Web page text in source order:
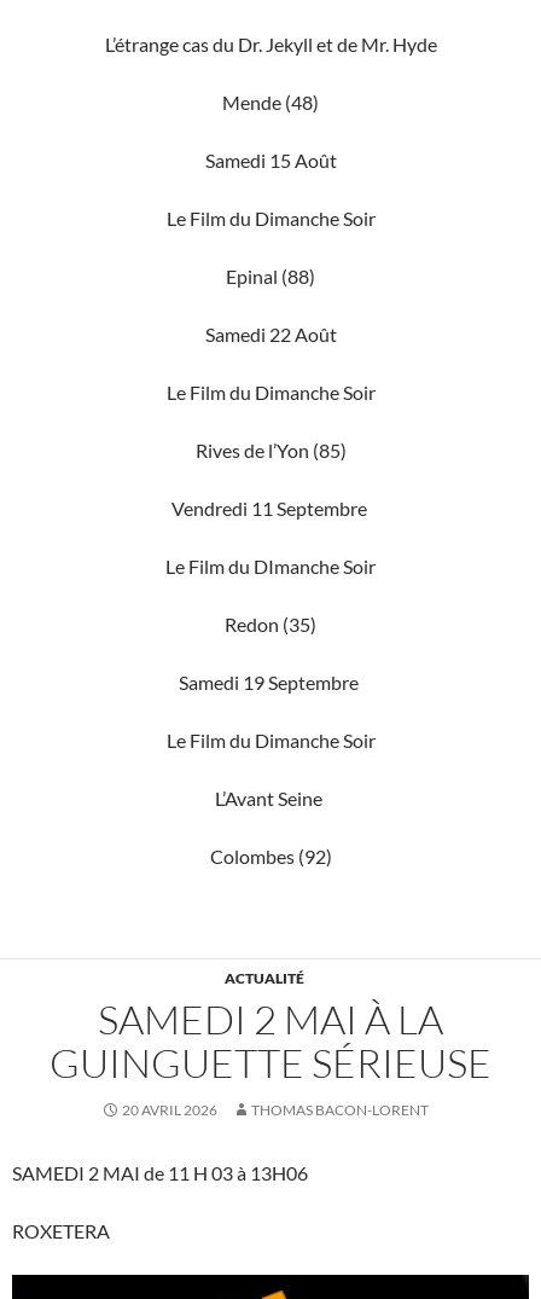
L’étrange cas du Dr. Jekyll et de Mr. Hyde
Mende (48)
Samedi 15 Août
Le Film du Dimanche Soir
Epinal (88)
Samedi 22 Août
Le Film du Dimanche Soir
Rives de l’Yon (85)
Vendredi 11 Septembre
Le Film du DImanche Soir
Redon (35)
Samedi 19 Septembre
Le Film du Dimanche Soir
L’Avant Seine
Colombes (92)
ACTUALITÉ
SAMEDI 2 MAI À LA
GUINGUETTE SÉRIEUSE
20 AVRIL 2026 THOMAS BACON-LORENT
SAMEDI 2 MAI de 11 H 03 à 13H06
ROXETERA